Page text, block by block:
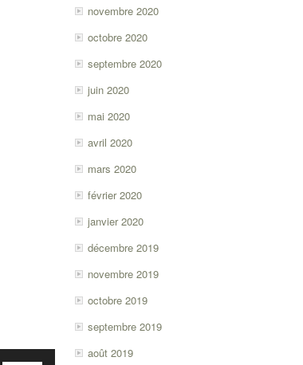
novembre 2020
octobre 2020
septembre 2020
juin 2020
mai 2020
avril 2020
mars 2020
février 2020
janvier 2020
décembre 2019
novembre 2019
octobre 2019
septembre 2019
août 2019